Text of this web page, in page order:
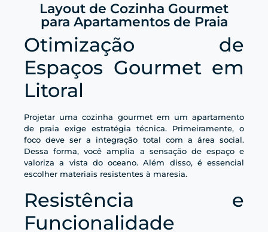
Layout de Cozinha Gourmet
para Apartamentos de Praia
Otimização de
Espaços Gourmet em
Litoral
Projetar uma cozinha gourmet em um apartamento
de praia exige estratégia técnica. Primeiramente, o
foco deve ser a integração total com a área social.
Dessa forma, você amplia a sensação de espaço e
valoriza a vista do oceano. Além disso, é essencial
escolher materiais resistentes à maresia.
Resistência e
Funcionalidade